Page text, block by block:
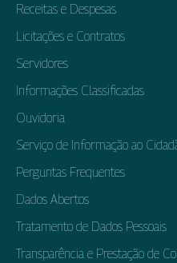
Receitas e Despesas
Licitações e Contratos
Servidores
Informações Classificadas
Ouvidoria
Serviço de Informação ao
Perguntas Frequentes
Dados Abertos
Tratamento de Dados Pessoais
Transparência e Prestação de